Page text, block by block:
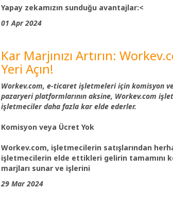
Yapay zekamızın sunduğu avantajlar:<
01 Apr 2024
Kar Marjınızı Artırın:
Yeri Açın!
Workev.com, e-ticaret işletmeleri için komisyon
pazaryeri platformlarının aksine, Workev.com
işletmeciler daha fazla kar elde ederler.
Komisyon veya Ücret Yok
Workev.com, işletmecilerin satışlarından
işletmecilerin elde ettikleri gelirin tamamını
marjları sunar ve işlerini
29 Mar 2024